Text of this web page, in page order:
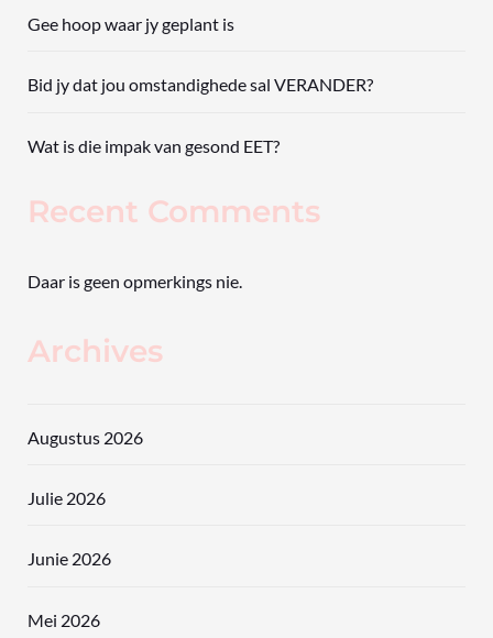
Gee hoop waar jy geplant is
Bid jy dat jou omstandighede sal VERANDER?
Wat is die impak van gesond EET?
Recent Comments
Daar is geen opmerkings nie.
Archives
Augustus 2026
Julie 2026
Junie 2026
Mei 2026